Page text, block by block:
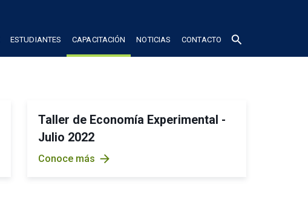
ESTUDIANTES CAPACITACIÓN NOTICIAS CONTACTO search
Taller de Economía Experimental -
Julio 2022
Conoce más arrow_forward